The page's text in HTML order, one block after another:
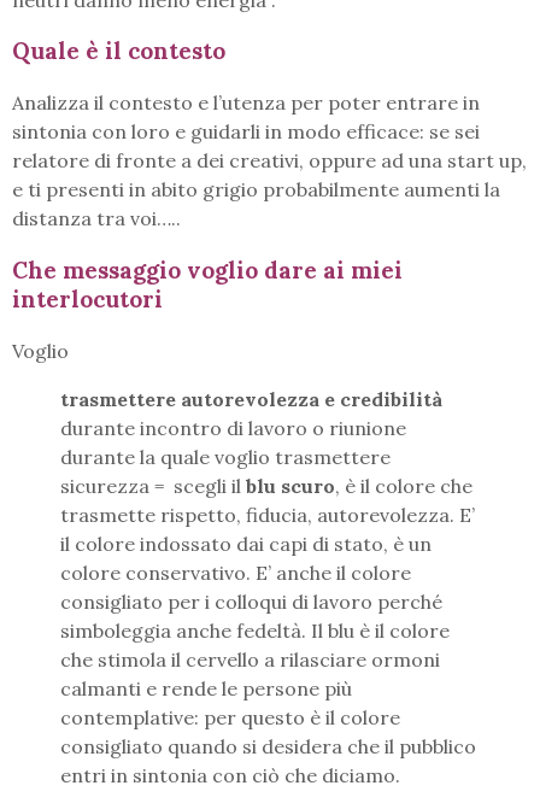
Quale è il contesto
Analizza il contesto e l’utenza per poter entrare in
sintonia con loro e guidarli in modo efficace: se sei
relatore di fronte a dei creativi, oppure ad una start up,
e ti presenti in abito grigio probabilmente aumenti la
distanza tra voi…..
Che messaggio voglio dare ai miei
interlocutori
Voglio
trasmettere autorevolezza e credibilità
durante incontro di lavoro o riunione
durante la quale voglio trasmettere
sicurezza = scegli il blu scuro, è il colore che
trasmette rispetto, fiducia, autorevolezza. E’
il colore indossato dai capi di stato, è un
colore conservativo. E’ anche il colore
consigliato per i colloqui di lavoro perché
simboleggia anche fedeltà. Il blu è il colore
che stimola il cervello a rilasciare ormoni
calmanti e rende le persone più
contemplative: per questo è il colore
consigliato quando si desidera che il pubblico
entri in sintonia con ciò che diciamo.